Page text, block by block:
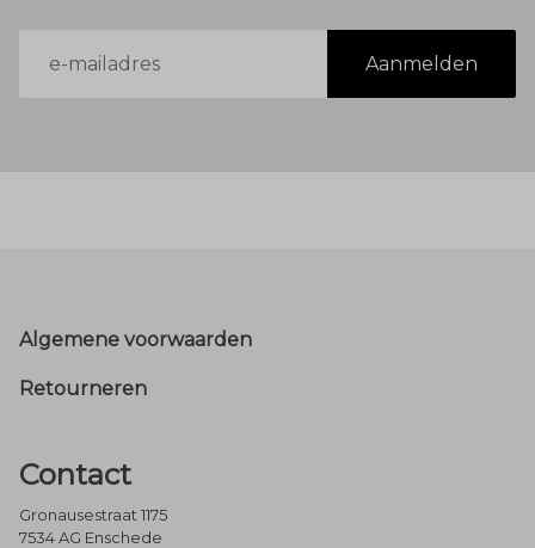
mailadres
Aanmelden
Footer
Algemene voorwaarden
Retourneren
Contact
Gronausestraat 1175
7534 AG Enschede